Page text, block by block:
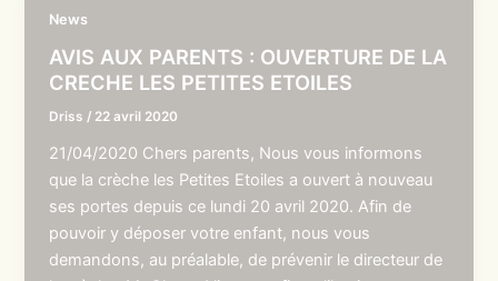
News
AVIS AUX PARENTS : OUVERTURE DE LA
CRECHE LES PETITES ETOILES
Driss / 22 avril 2020
21/04/2020 Chers parents, Nous vous informons
que la crèche les Petites Etoiles a ouvert à nouveau
ses portes depuis ce lundi 20 avril 2020. Afin de
pouvoir y déposer votre enfant, nous vous
demandons, au préalable, de prévenir le directeur de